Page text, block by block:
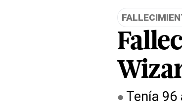
Tenía